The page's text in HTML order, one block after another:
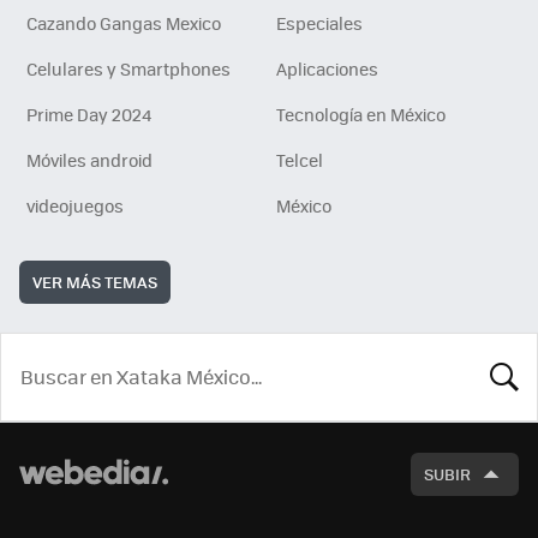
Cazando Gangas Mexico
Especiales
Celulares y Smartphones
Aplicaciones
Prime Day 2024
Tecnología en México
Móviles android
Telcel
videojuegos
México
VER MÁS TEMAS
SUBIR